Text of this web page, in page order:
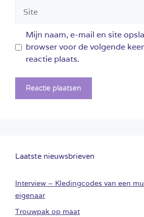
Site
Mijn naam, e-mail en site
browser voor de volgende
reactie plaats.
Laatste nieuwsbrieven
Interview – Kledingcodes van een
eigenaar
Trouwpak op maat